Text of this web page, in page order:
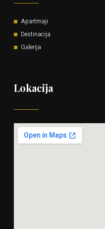
Apartmaji
Destinacija
Galerija
Lokacija